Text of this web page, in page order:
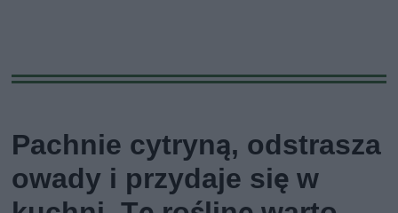
Pachnie cytryną, odstrasza
owady i przydaje się w